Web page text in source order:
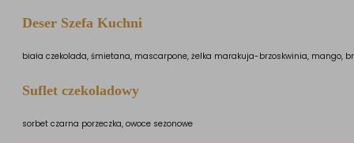
Deser Szefa Kuchni
biała czekolada, śmietana, mascarpone, żelka marakuja-brzoskwinia, mango,
Suflet czekoladowy
sorbet czarna porzeczka, owoce sezonowe